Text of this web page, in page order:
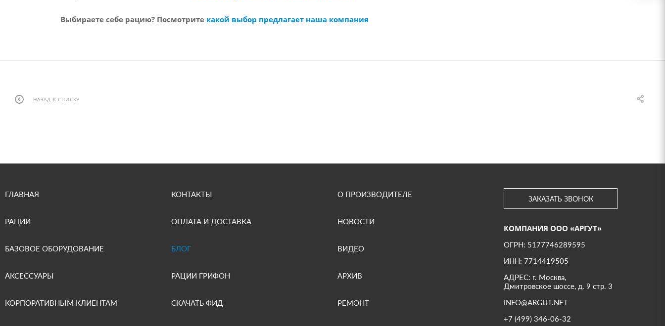
Выбираете себе рацию? Посмотрите какой выбор предлагает наша компания
НАЗАД К СПИСКУ
ГЛАВНАЯ
РАЦИИ
БАЗОВОЕ ОБОРУДОВАНИЕ
АКСЕССУАРЫ
КОРПОРАТИВНЫМ КЛИЕНТАМ
КОНТАКТЫ
ОПЛАТА И ДОСТАВКА
БЛОГ
РАЦИИ ГРИФОН
СКАЧАТЬ ФИД
О ПРОИЗВОДИТЕЛЕ
НОВОСТИ
ВИДЕО
АРХИВ
РЕМОНТ
ЗАКАЗАТЬ ЗВОНОК
КОМПАНИЯ ООО «АРГУТ»
ОГРН: 5177746289595
ИНН: 7714419505
АДРЕС: г. Москва,
Дмитровское шоссе, д. 9 стр. 3
INFO@ARGUT.NET
+7 (499) 346-06-32